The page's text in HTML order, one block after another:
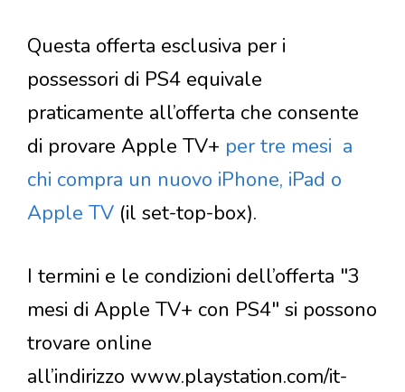
Questa offerta esclusiva per i
possessori di PS4 equivale
praticamente all’offerta che consente
di provare Apple TV+ per tre mesi a
chi compra un nuovo iPhone, iPad o
Apple TV (il set-top-box).
I termini e le condizioni dell’offerta "3
mesi di Apple TV+ con PS4" si possono
trovare online
all’indirizzo www.playstation.com/it-